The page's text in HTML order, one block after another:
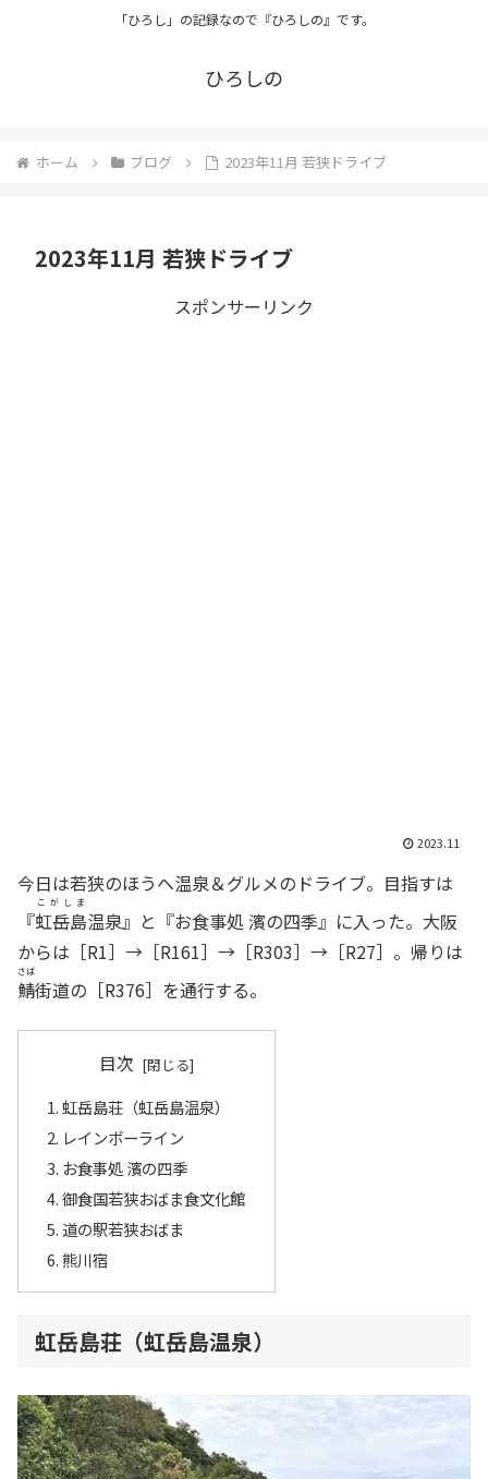
「ひろし」の記録なので『ひろしの』です。
ひろしの
ホーム ブログ 2023年11月 若狭ドライブ
2023年11月 若狭ドライブ
スポンサーリンク
2023.11
今日は若狭のほうへ温泉＆グルメのドライブ。目指すは
『虹岳島
こがしま
温泉』と『お食事処 濱の四季』に入った。大阪
からは［R1］→［R161］→［R303］→［R27］。帰りは
鯖
さば
街道の［R376］を通行する。
目次
虹岳島荘（虹岳島温泉）
レインボーライン
お食事処 濱の四季
御食国若狭おばま食文化館
道の駅若狭おばま
熊川宿
虹岳島荘（虹岳島温泉）